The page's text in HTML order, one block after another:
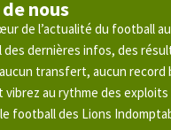
nous
de l’actualité du football
des dernières infos, des
transfert, aucun
vibrez au rythme des
football des Lions